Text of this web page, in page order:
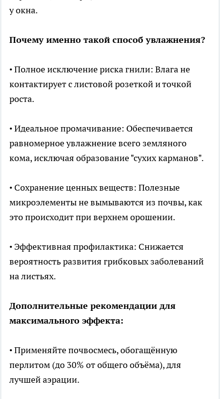
у окна.
Почему именно такой способ увлажнения?
• Полное исключение риска гнили: Влага не
контактирует с листовой розеткой и точкой
роста.
• Идеальное промачивание: Обеспечивается
равномерное увлажнение всего земляного
кома, исключая образование "сухих карманов".
• Сохранение ценных веществ: Полезные
микроэлементы не вымываются из почвы, как
это происходит при верхнем орошении.
• Эффективная профилактика: Снижается
вероятность развития грибковых заболеваний
на листьях.
Дополнительные рекомендации для
максимального эффекта:
• Применяйте почвосмесь, обогащённую
перлитом (до 30% от общего объёма), для
лучшей аэрации.